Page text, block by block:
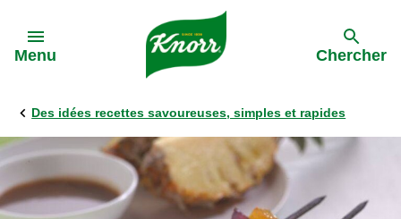
Menu Chercher
Des idées recettes savoureuses, simples et rapides